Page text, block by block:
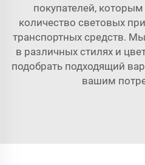
покупателей,
количество световых
транспортных средств.
в различных стилях и
подобрать подходящий
вашим